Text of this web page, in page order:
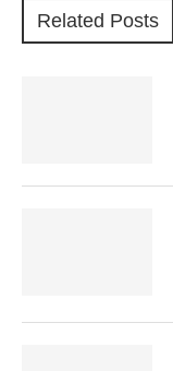
Related Posts